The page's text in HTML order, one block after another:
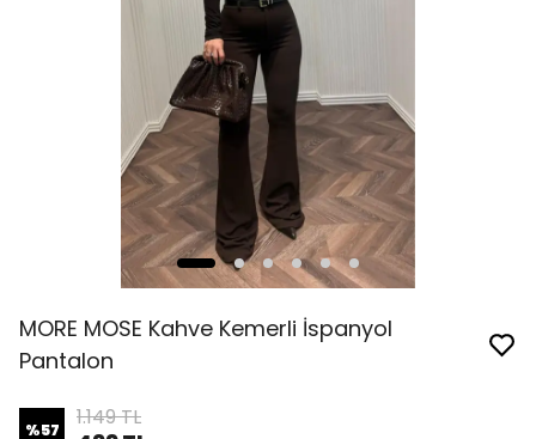
MORE MOSE Kahve Kemerli İspanyol
Pantalon
%57 1.149 TL